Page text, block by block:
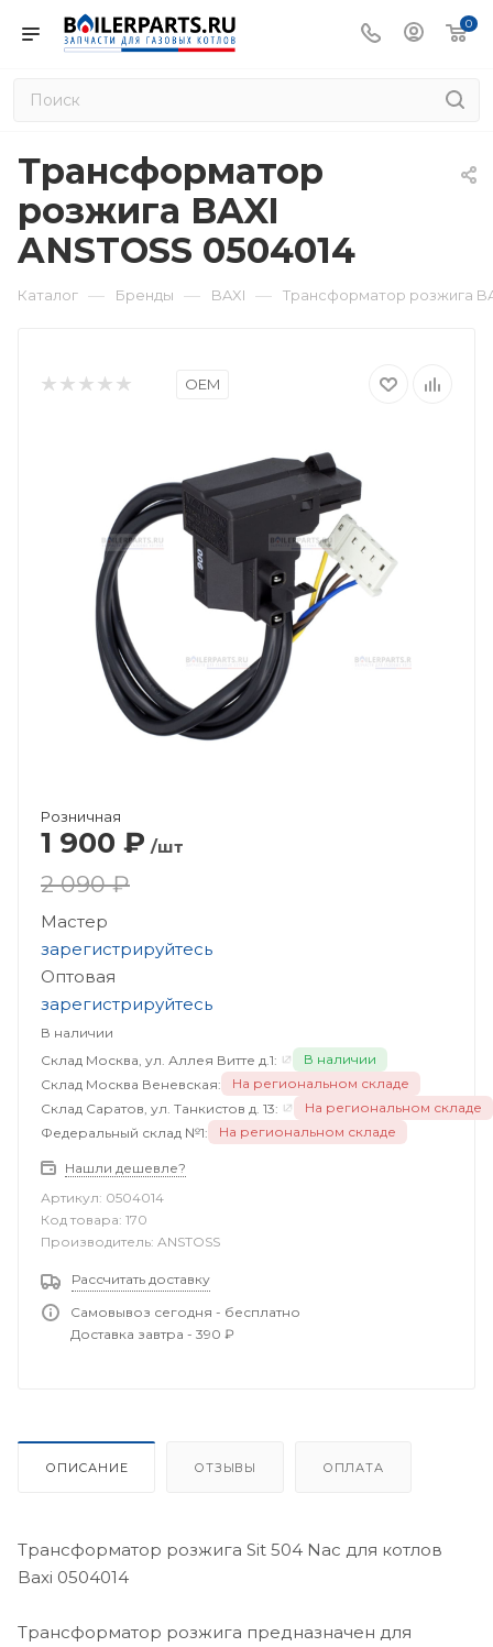
0
Трансформатор
розжига BAXI
ANSTOSS 0504014
Каталог — Бренды — BAXI — Трансформатор розжига
OEM
Розничная
1 900 ₽ /шт
2 090 ₽
Мастер
зарегистрируйтесь
Оптовая
зарегистрируйтесь
В наличии
Склад Москва, ул. Аллея Витте д.1:
В наличии
Склад Москва Веневская:
На региональном складе
Склад Саратов, ул. Танкистов д. 13:
На региональном складе
Федеральный склад №1:
На региональном складе
Нашли дешевле?
Артикул: 0504014
Код товара: 170
Производитель: ANSTOSS
Рассчитать доставку
Самовывоз сегодня - бесплатно
Доставка завтра - 390 ₽
ОПИСАНИЕ ОТЗЫВЫ ОПЛАТА
Трансформатор розжига Sit 504 Nac для котлов
Baxi 0504014
Трансформатор розжига предназначен для